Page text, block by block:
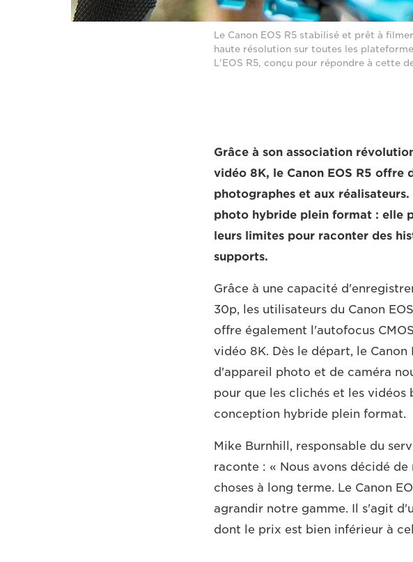
Le Canon EOS R5 stabilisé et prêt à
haute résolution sur toutes les
L'EOS R5, conçu pour répondre à cette
Grâce à son association
vidéo 8K, le Canon EOS R5
photographes et aux
photo hybride plein format : elle
leurs limites pour raconter des
supports.
Grâce à une capacité
30p, les utilisateurs du Canon
offre également l'autofocus
vidéo 8K. Dès le départ, le
d'appareil photo et de caméra
pour que les clichés et les
conception hybride plein format.
Mike Burnhill, responsable du
raconte : « Nous avons décidé
choses à long terme. Le Canon
agrandir notre gamme. Il s'agit
dont le prix est bien inférieur à